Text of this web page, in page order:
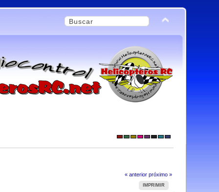
« anterior próximo »
IMPRIMIR